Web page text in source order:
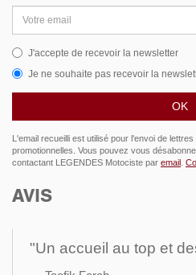
email
J'accepte de recevoir la newsletter
Je ne souhaite pas recevoir la
L'email recueilli est utilisé pour l'envoi de
promotionnelles. Vous pouvez vous
contactant LEGENDES Motociste par email
AVIS
"Un accueil au top et